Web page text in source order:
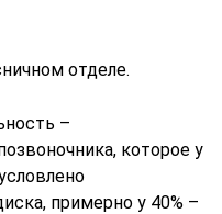
отделе.
–
которое у
примерно у 40% –